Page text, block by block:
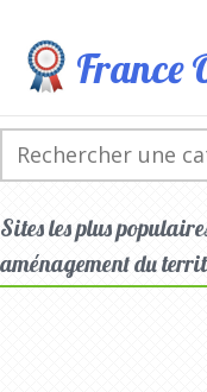
France
Sites les plus
aménagement du